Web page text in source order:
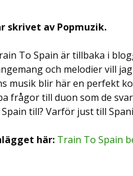
skrivet av Popmuzik.
To Spain är tillbaka i
och melodier vill
musik blir här en perfekt
frågor till duon som de
till? Varför just till
här: Train To Spain